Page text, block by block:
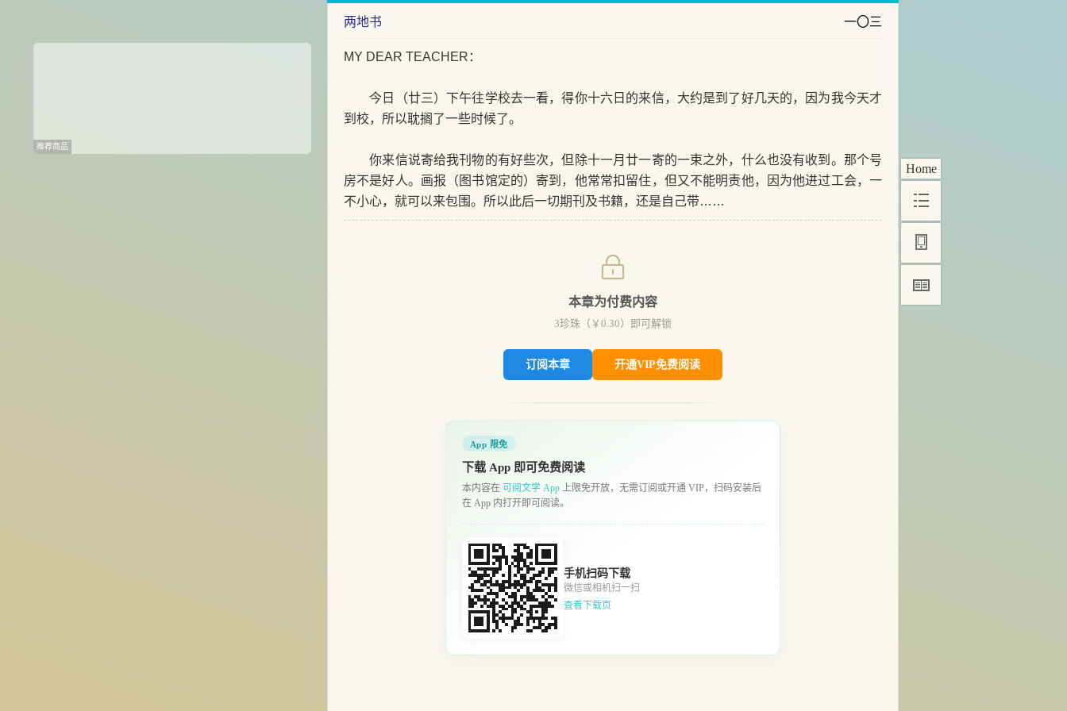
Home
两地书 一〇三
MY DEAR TEACHER：
今日（廿三）下午往学校去一看，得你十六日的来信，大约是到了好几天的，因为我今天才
到校，所以耽搁了一些时候了。
你来信说寄给我刊物的有好些次，但除十一月廿一寄的一束之外，什么也没有收到。那个号
房不是好人。画报（图书馆定的）寄到，他常常扣留住，但又不能明责他，因为他进过工会，一
不小心，就可以来包围。所以此后一切期刊及书籍，还是自己带……
本章为付费内容
3珍珠（￥ 0.30）即可解锁
订阅本章 开通VIP免费阅读
App 限免
下载 App 即可免费阅读
本内容在 可阅文学 App 上限免开放，无需订阅或开通 VIP，扫码安装后
在 App 内打开即可阅读。
手机扫码下载
微信或相机扫一扫
查看下载页
推荐商品